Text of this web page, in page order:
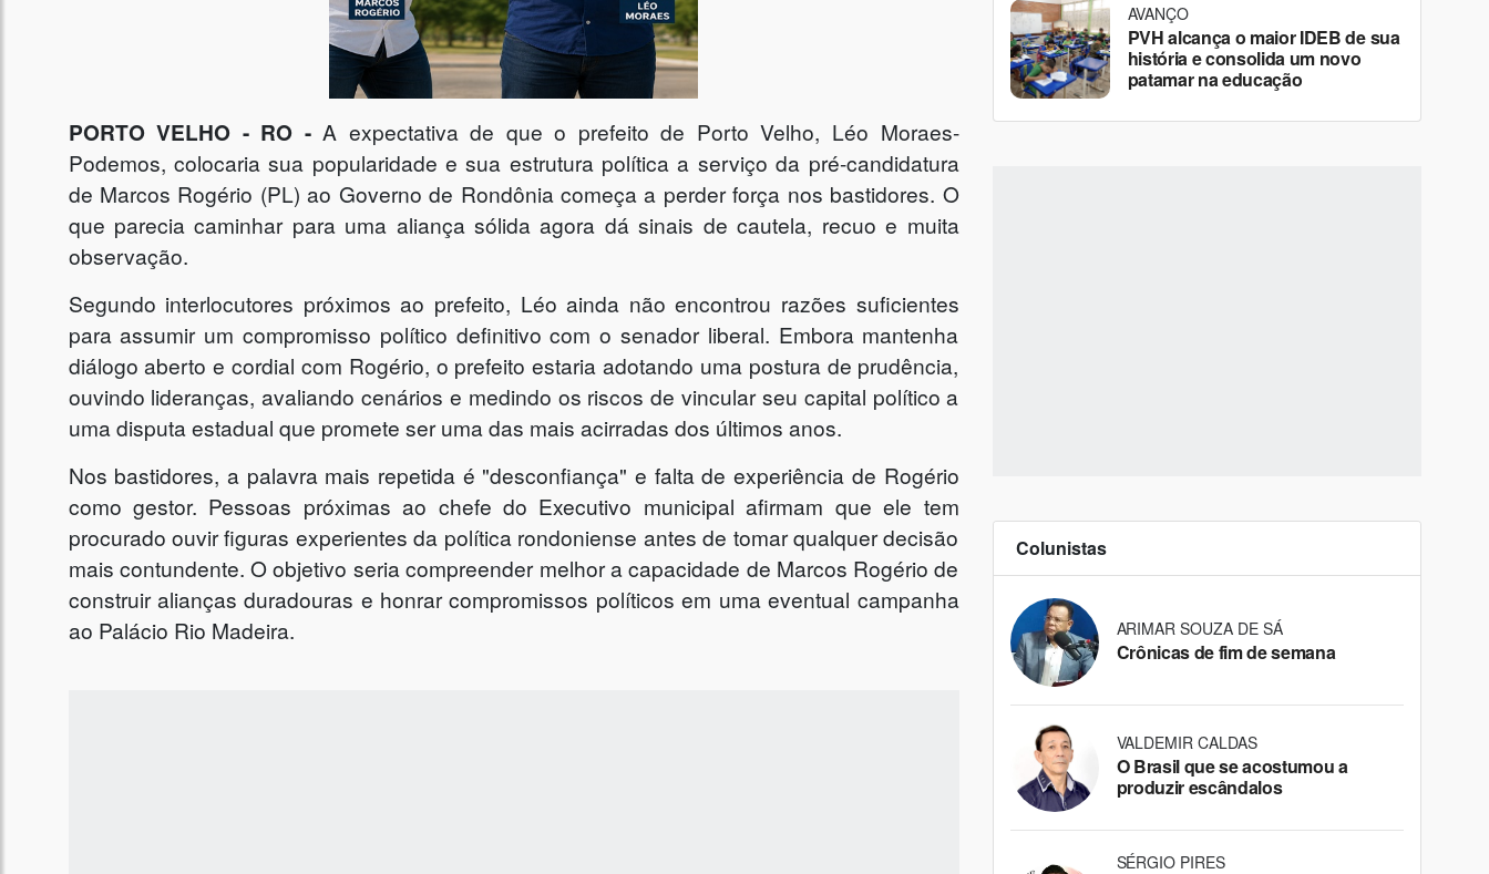
PORTO VELHO - RO -A expectativa de que o prefeito de Porto Velho, Léo Moraes-
Podemos, colocaria sua popularidade e sua estrutura política a serviço da pré-candidatura
de Marcos Rogério (PL) ao Governo de Rondônia começa a perder força nos bastidores. O
que parecia caminhar para uma aliança sólida agora dá sinais de cautela, recuo e muita
observação.
Segundo interlocutores próximos ao prefeito, Léo ainda não encontrou razões suficientes
para assumir um compromisso político definitivo com o senador liberal. Embora mantenha
diálogo aberto e cordial com Rogério, o prefeito estaria adotando uma postura de prudência,
ouvindo lideranças, avaliando cenários e medindo os riscos de vincular seu capital político a
uma disputa estadual que promete ser uma das mais acirradas dos últimos anos.
Nos bastidores, a palavra mais repetida é "desconfiança" e falta de experiência de Rogério
como gestor. Pessoas próximas ao chefe do Executivo municipal afirmam que ele tem
procurado ouvir figuras experientes da política rondoniense antes de tomar qualquer decisão
mais contundente. O objetivo seria compreender melhor a capacidade de Marcos Rogério de
construir alianças duradouras e honrar compromissos políticos em uma eventual campanha
ao Palácio Rio Madeira.
AVANÇO
PVH alcança o maior IDEB de sua
história e consolida um novo
patamar na educação
Colunistas
ARIMAR SOUZA DE SÁ
Crônicas de fim de semana
VALDEMIR CALDAS
O Brasil que se acostumou a
produzir escândalos
SÉRGIO PIRES